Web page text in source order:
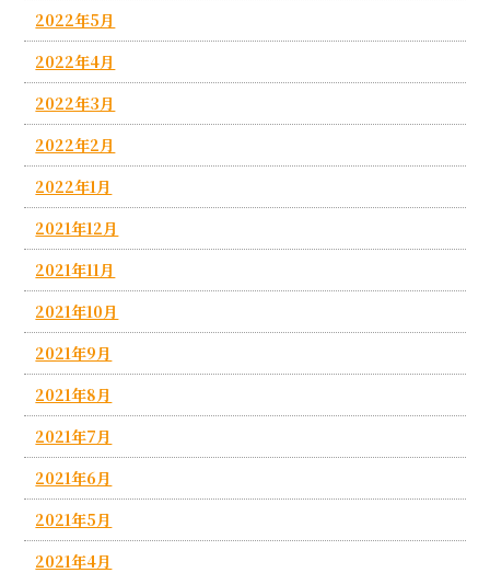
2022年5月
2022年4月
2022年3月
2022年2月
2022年1月
2021年12月
2021年11月
2021年10月
2021年9月
2021年8月
2021年7月
2021年6月
2021年5月
2021年4月